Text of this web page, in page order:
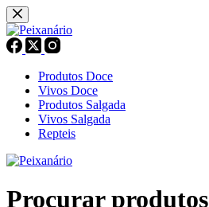
Pular
para
o
conteúdo
Produtos Doce
Vivos Doce
Produtos Salgada
Vivos Salgada
Repteis
Procurar produtos